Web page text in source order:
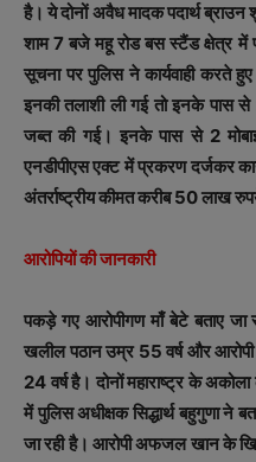
है। ये दोनों अवैध मादक पदार्थ
शाम 7 बजे महू रोड बस स्टैंड क्षेत्र में
सूचना पर पुलिस ने कार्यवाही करते
इनकी तलाशी ली गई तो इनके
जब्त की गई। इनके पास से 2
एनडीपीएस एक्ट में प्रकरण दर्जकर
अंतर्राष्ट्रीय कीमत करीब 50 लाख
आरोपियों की जानकारी
पकड़े गए आरोपीगण माँ बेटे बताए जा
खलील पठान उम्र 55 वर्ष और
24 वर्ष है। दोनों महाराष्ट्र के
में पुलिस अधीक्षक सिद्धार्थ बहुगुणा ने
जा रही है। आरोपी अफजल खान के